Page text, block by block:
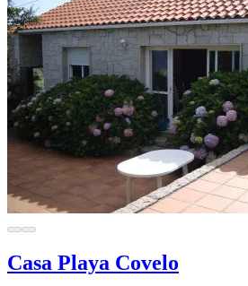
Casa Playa Covelo